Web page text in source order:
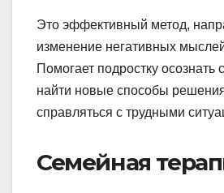
Это эффективный метод,
изменение негативных
Помогает подростку осознать
найти новые способы
справляться с трудными
Семейная